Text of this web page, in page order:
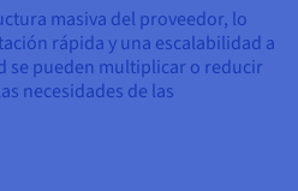
masiva del proveedor, lo
rápida y una escalabilidad a
se pueden multiplicar o reducir
necesidades de las